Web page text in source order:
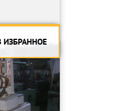
ИЗБРАННОЕ